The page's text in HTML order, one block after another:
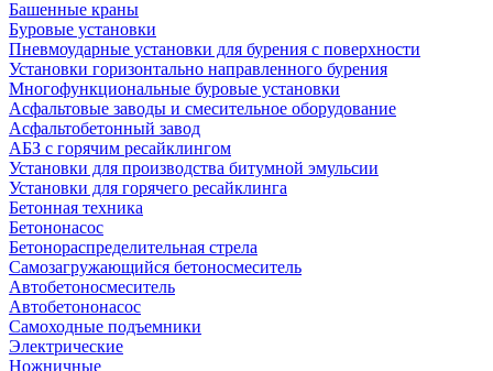
Башенные краны
Буровые установки
Пневмоударные установки для бурения с поверхности
Установки горизонтально направленного бурения
Многофункциональные буровые установки
Асфальтовые заводы и смесительное оборудование
Асфальтобетонный завод
АБЗ с горячим ресайклингом
Установки для производства битумной эмульсии
Установки для горячего ресайклинга
Бетонная техника
Бетононасос
Бетонораспределительная стрела
Самозагружающийся бетоносмеситель
Автобетоносмеситель
Автобетононасос
Самоходные подъемники
Электрические
Ножничные